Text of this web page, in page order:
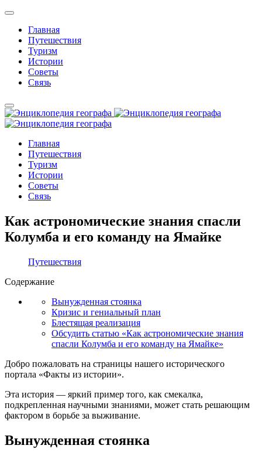
Главная
Путешествия
Туризм
Истории
Советы
Связь
Главная
Путешествия
Туризм
Истории
Советы
Связь
Как астрономические знания спасли
Колумба и его команду на Ямайке
Путешествия
Содержание
Вынужденная стоянка
Кризис и гениальный план
Блестящая реализация
Обсудить статью «Как астрономические знания
спасли Колумба и его команду на Ямайке»
Добро пожаловать на страницы нашего исторического
портала «Факты из истории».
Эта история — яркий пример того, как смекалка,
подкрепленная научными знаниями, может стать решающим
фактором в борьбе за выживание.
Вынужденная стоянка